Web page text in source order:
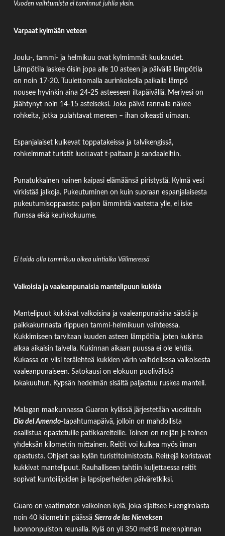
Vuoden vaihtumista ei tarvinnut juhlia yksin.
Varpaat kylmään veteen
Joulu-, tammi- ja helmikuu ovat kylmimmät kuukaudet.
Lämpötila laskee öisin jopa alle 10 asteen ja päivällä lämpötila
on noin 17-20. Tuulettomalla aurinkoisella paikalla lämpö
nousee hyvinkin aina 24-25 asteeseen iltapäivällä. Merivesi on
jäähtynyt noin 14-15 asteiseksi. Joka päivä rannalla näkee
rohkeita, jotka pulahtavat mereen – ihan oikeasti uimaan.
Espanjalaiset kulkevat toppatakeissa ja talvikengissä,
rohkeimmat turistit luottavat t-paitaan ja sandaaleihin.
Punatukkainen nainen kaipasi elämäänsä piristystä. Kylmä vesi
virkistää jalkoja. Pukeutuminen on kuin suoraan espanjalaisesta
pukeutumisoppaasta: paljon lämmintä vaatetta ylle, ei iske
flunssa eikä keuhkokuume.
Ei taida olla tammikuu oikea uintiaika Välimeressä
Valkoisia ja vaaleanpunaisia mantelipuun kukkia
Mantelipuut kukkivat valkoisina ja vaaleanpunaisina säistä ja
paikkakunnasta riippuen tammi-helmikuun vaihteessa.
Kukkimiseen tarvitaan kuuden asteen lämpötila, joten kukinta
alkaa aikaisin talvella. Kukinnan aikaan puussa ei ole lehtiä.
Kukassa on viisi terälehteä kukkien värin vaihdellessa valkoisesta
vaaleanpunaiseen. Satokausi on elokuun puolivälistä
lokakuuhun. Kypsän hedelmän sisältä paljastuu ruskea manteli.
Malagan maakunnassa Guaron kylässä järjestetään vuosittain
Dia del Amendo-tapahtumapäivä, jolloin on mahdollista
osallistua opastetuille patikkareiteille. Toinen on neljän ja toinen
yhdeksän kilometrin mittainen. Reitit voi kulkea myös ilman
opastusta. Ohjeet saa kylän turistitoimistosta. Reittejä koristavat
kukkivat mantelipuut. Rauhalliseen tahtiin kuljettaessa reitit
sopivat kuntoilijoiden ja lapsiperheiden päiväretkiksi.
Guaro on vaatimaton valkoinen kylä, joka sijaitsee Fuengirolasta
noin 40 kilometrin päässä Sierra de las Nieveksen
luonnonpuiston reunalla. Kylä on yli 350 metriä merenpinnan